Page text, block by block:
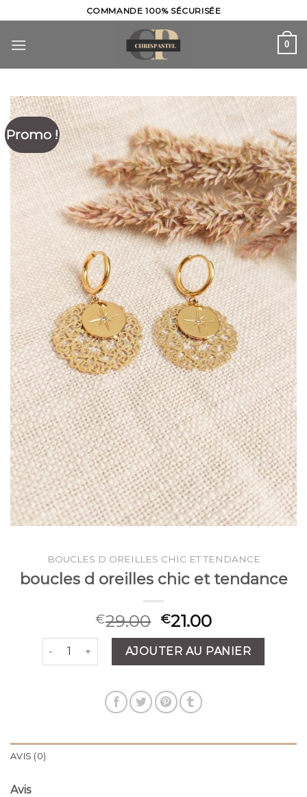
to
content
COMMANDE 100% SÉCURISÉE
0
Promo !
BOUCLES D OREILLES CHIC ET TENDANCE
boucles d oreilles chic et tendance
€29.00 €21.00
quantité de boucles d oreilles chic et tendance
AJOUTER AU PANIER
AVIS (0)
Avis